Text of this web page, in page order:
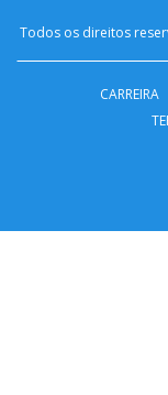
Todos os direitos
CARREIRA